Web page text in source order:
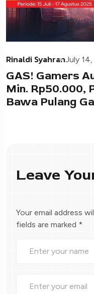
Rinaldi SyahranJuly
GAS! Gamers
Min. Rp50.000,
Bawa Pulang
Leave
Your email address
fields are marked *